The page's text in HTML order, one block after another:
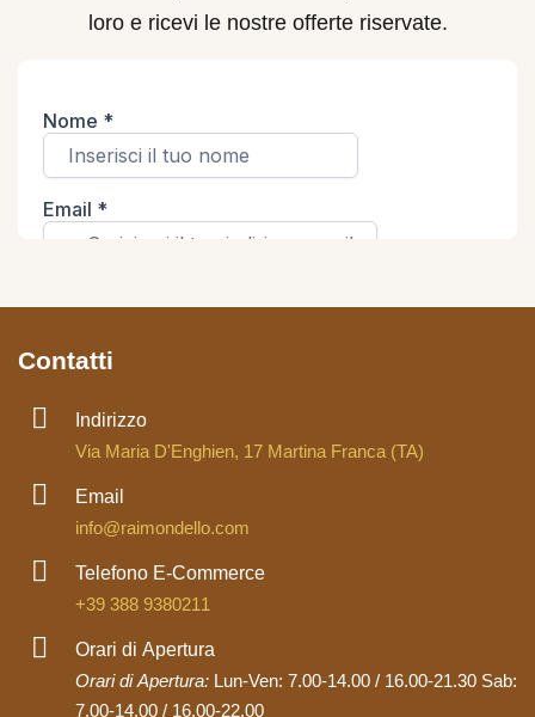
loro e ricevi le nostre offerte riservate.
Contatti
Indirizzo
Via Maria D'Enghien, 17 Martina Franca (TA)
Email
info@raimondello.com
Telefono E-Commerce
+39 388 9380211
Orari di Apertura
Orari di Apertura: Lun-Ven: 7.00-14.00 / 16.00-21.30 Sab:
7.00-14.00 / 16.00-22.00